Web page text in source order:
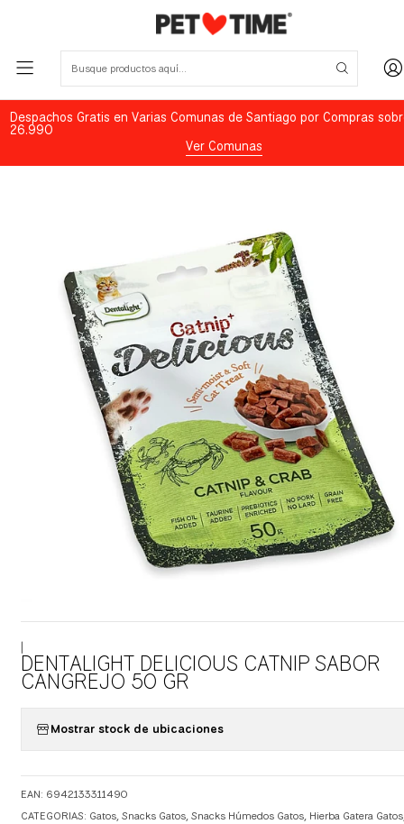
Despachos Gratis en Varias Comunas de Santiago por Compras
26.990
Ver Comunas
DENTALIGHT DELICIOUS CATNIP SABOR
CANGREJO 50 GR
Mostrar stock de ubicaciones
EAN: 6942133311490
CATEGORIAS: Gatos,Snacks Gatos,Snacks Húmedos Gatos, Hierba Gatera Gatos